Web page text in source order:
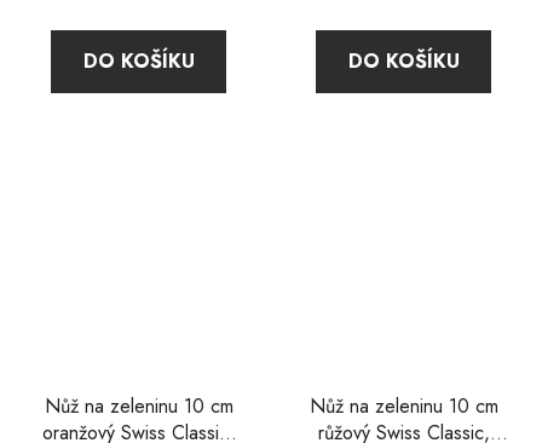
DO KOŠÍKU DO KOŠÍKU
Nůž na zeleninu 10 cm
oranžový Swiss Classic,
Nůž na zeleninu 10 cm
růžový Swiss Classic,